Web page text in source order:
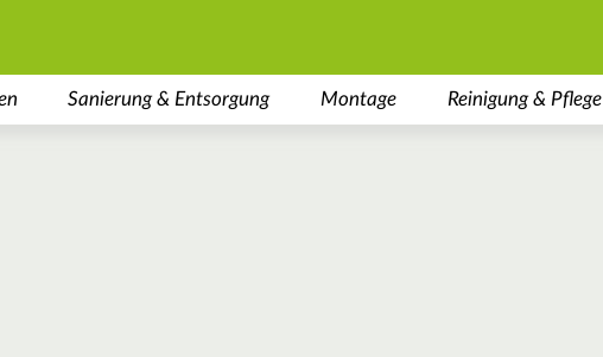
Sanierung & Entsorgung Montage Reinigung & Pflege